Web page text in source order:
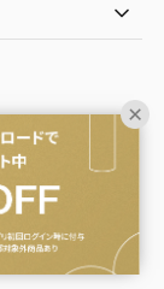
プ）